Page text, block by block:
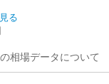
る
相場データについて